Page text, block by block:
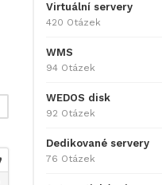
Virtuální servery
420 Otázek
WMS
94 Otázek
WEDOS disk
92 Otázek
Dedikované servery
76 Otázek